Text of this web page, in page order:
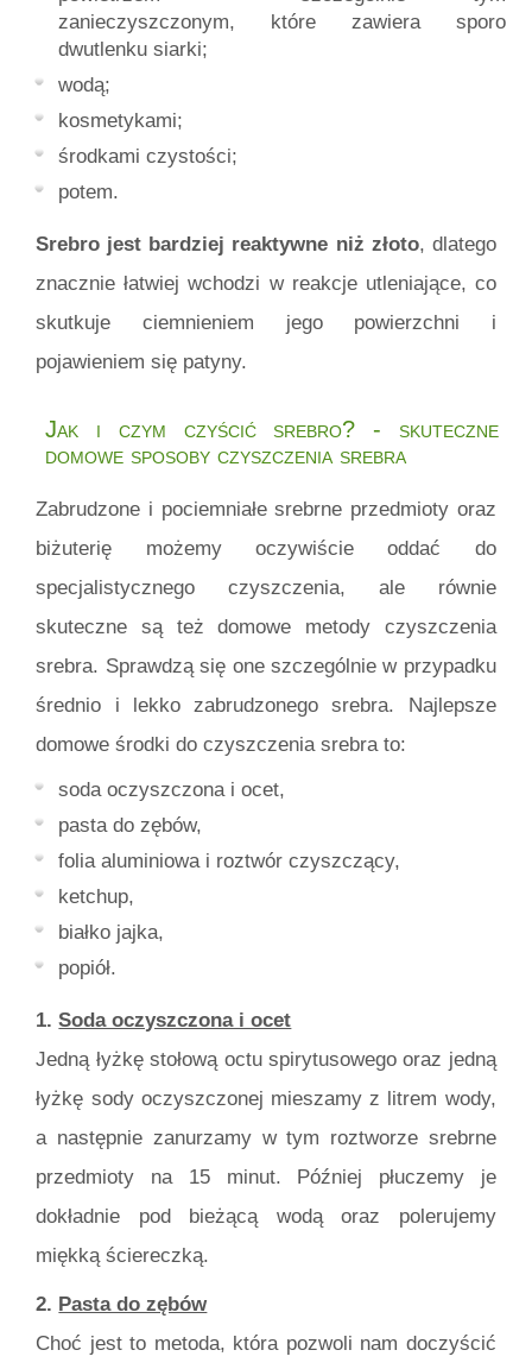
zanieczyszczonym, które zawiera sporo
dwutlenku siarki;
wodą;
kosmetykami;
środkami czystości;
potem.
Srebro jest bardziej reaktywne niż złoto, dlatego
znacznie łatwiej wchodzi w reakcje utleniające, co
skutkuje ciemnieniem jego powierzchni i
pojawieniem się patyny.
Jak i czym czyścić srebro? - skuteczne
domowe sposoby czyszczenia srebra
Zabrudzone i pociemniałe srebrne przedmioty oraz
biżuterię możemy oczywiście oddać do
specjalistycznego czyszczenia, ale równie
skuteczne są też domowe metody czyszczenia
srebra. Sprawdzą się one szczególnie w przypadku
średnio i lekko zabrudzonego srebra. Najlepsze
domowe środki do czyszczenia srebra to:
soda oczyszczona i ocet,
pasta do zębów,
folia aluminiowa i roztwór czyszczący,
ketchup,
białko jajka,
popiół.
1.Soda oczyszczona i ocet
Jedną łyżkę stołową octu spirytusowego oraz jedną
łyżkę sody oczyszczonej mieszamy z litrem wody,
a następnie zanurzamy w tym roztworze srebrne
przedmioty na 15 minut. Później płuczemy je
dokładnie pod bieżącą wodą oraz polerujemy
miękką ściereczką.
2. Pasta do zębów
Choć jest to metoda, która pozwoli nam doczyścić